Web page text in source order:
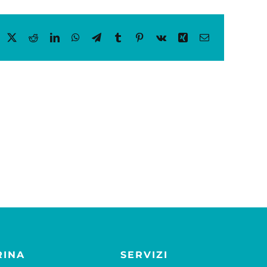
Facebook RedditLinkedInWhatsApp
TelegramTumblr Pinterest
Vk Xing Email
SERVIZI